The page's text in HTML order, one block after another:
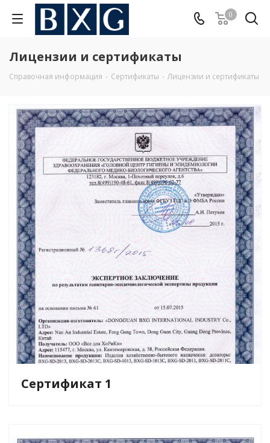
0
Лицензии и сертификаты
Справочная информация - Сертификаты - Лицензии и сертификаты
Сертификат 1